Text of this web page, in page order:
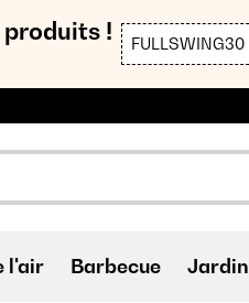
produits ! FULLSWING30
l'air Barbecue Jardin